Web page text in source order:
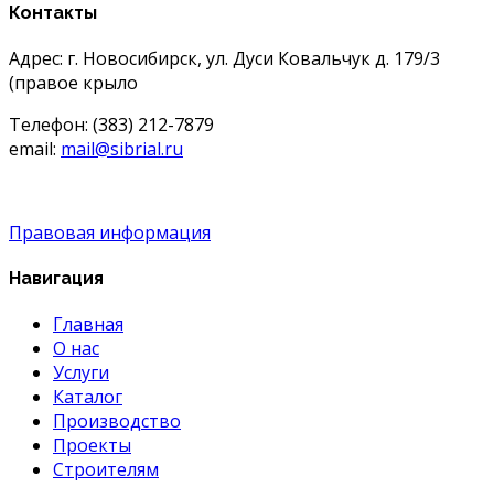
Контакты
Адрес: г. Новосибирск, ул. Дуси Ковальчук д. 179/3
(правое крыло
Телефон: (383) 212-7879
email: mail@sibrial.ru
Правовая информация
Навигация
Главная
О нас
Услуги
Каталог
Производство
Проекты
Строителям